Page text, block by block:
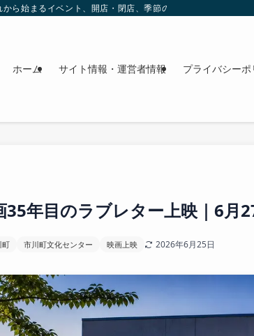
ら始まるイベント、開店・閉店、季節の花、週末のおでか
ホーム サイト情報・運営者情報 プライバシー
35年目のラブレター上映｜6月
町 市川町文化センター 映画上映 2026年6月25日